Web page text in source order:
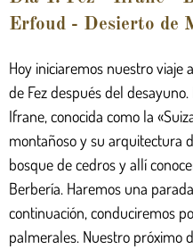
Erfoud - Desierto de
Hoy iniciaremos nuestro viaje
de Fez después del
Ifrane, conocida como la
montañoso y su arquitectura
bosque de cedros y allí
Berbería. Haremos una
continuación, conduciremos
palmerales. Nuestro próximo